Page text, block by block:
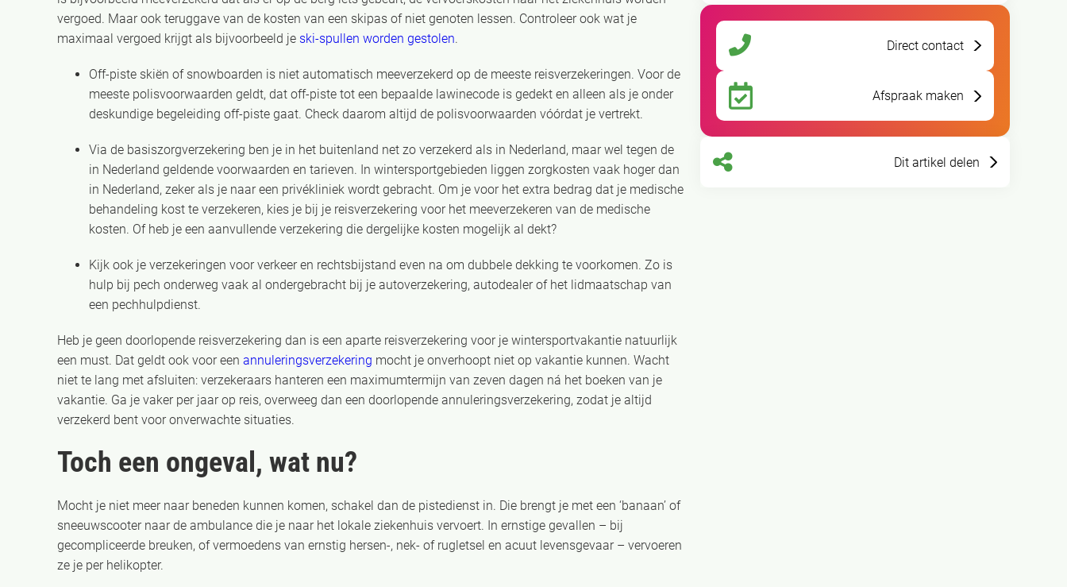
vergoed. Maar ook teruggave van de kosten van een skipas of niet genoten lessen. Controleer ook wat je
maximaal vergoed krijgt als bijvoorbeeld je ski-spullen worden gestolen.
Off-piste skiën of snowboarden is niet automatisch meeverzekerd op de meeste reisverzekeringen. Voor de
meeste polisvoorwaarden geldt, dat off-piste tot een bepaalde lawinecode is gedekt en alleen als je onder
deskundige begeleiding off-piste gaat. Check daarom altijd de polisvoorwaarden vóórdat je vertrekt.
Via de basiszorgverzekering ben je in het buitenland net zo verzekerd als in Nederland, maar wel tegen de
in Nederland geldende voorwaarden en tarieven. In wintersportgebieden liggen zorgkosten vaak hoger dan
in Nederland, zeker als je naar een privékliniek wordt gebracht. Om je voor het extra bedrag dat je medische
behandeling kost te verzekeren, kies je bij je reisverzekering voor het meeverzekeren van de medische
kosten. Of heb je een aanvullende verzekering die dergelijke kosten mogelijk al dekt?
Kijk ook je verzekeringen voor verkeer en rechtsbijstand even na om dubbele dekking te voorkomen. Zo is
hulp bij pech onderweg vaak al ondergebracht bij je autoverzekering, autodealer of het lidmaatschap van
een pechhulpdienst.
Heb je geen doorlopende reisverzekering dan is een aparte reisverzekering voor je wintersportvakantie natuurlijk
een must. Dat geldt ook voor een annuleringsverzekering mocht je onverhoopt niet op vakantie kunnen. Wacht
niet te lang met afsluiten: verzekeraars hanteren een maximumtermijn van zeven dagen ná het boeken van je
vakantie. Ga je vaker per jaar op reis, overweeg dan een doorlopende annuleringsverzekering, zodat je altijd
verzekerd bent voor onverwachte situaties.
Toch een ongeval, wat nu?
Mocht je niet meer naar beneden kunnen komen, schakel dan de pistedienst in. Die brengt je met een ‘banaan’ of
sneeuwscooter naar de ambulance die je naar het lokale ziekenhuis vervoert. In ernstige gevallen – bij
gecompliceerde breuken, of vermoedens van ernstig hersen-, nek- of rugletsel en acuut levensgevaar – vervoeren
ze je per helikopter.
Direct contact
Afspraak maken
Dit artikel delen